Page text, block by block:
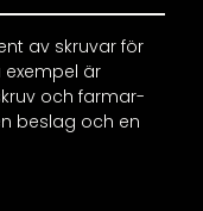
av skruvar för
är
och farmar-
beslag och en